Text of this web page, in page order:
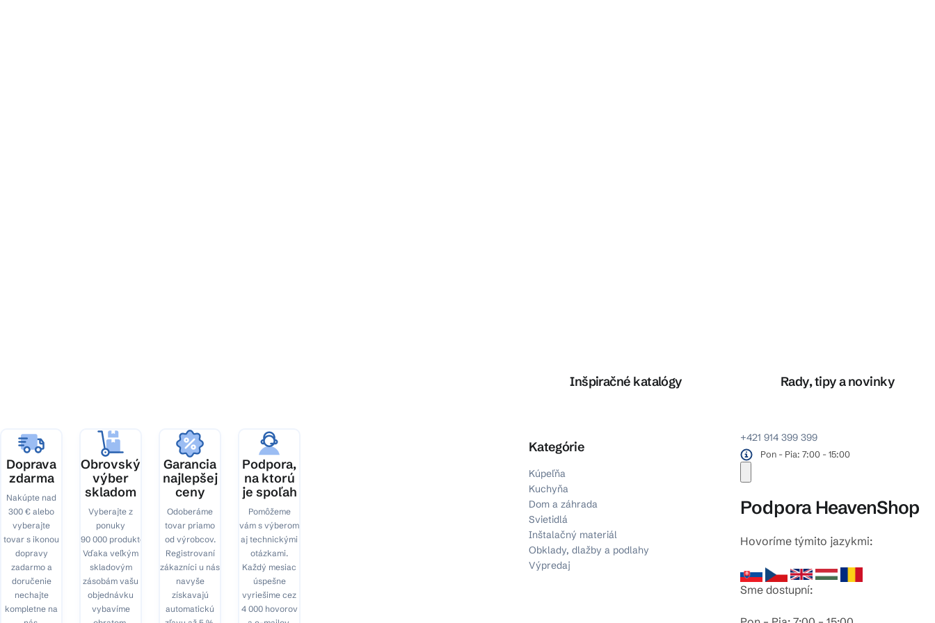
Inšpiračné katalógy Rady, tipy a novinky
Doprava
zdarma
Nakúpte nad
300 € alebo
vyberajte
tovar s ikonou
dopravy
zadarmo a
doručenie
nechajte
kompletne na
Obrovský
výber
skladom
Vyberajte z
ponuky
90 000 produktov.
Vďaka veľkým
skladovým
zásobám vašu
objednávku
vybavíme
Garancia
najlepšej
ceny
Odoberáme
tovar priamo
od výrobcov.
Registrovaní
zákazníci u nás
navyše
získavajú
automatickú
Podpora,
na ktorú
je spoľah
Pomôžeme
vám s výberom
aj technickými
otázkami.
Každý mesiac
úspešne
vyriešime cez
4 000 hovorov
+421 914 399 399
Pon - Pia: 7:00 - 15:00
Podpora HeavenShop
Hovoríme týmito jazykmi:
Sme dostupní:
Kategórie
Kúpeľňa
Kuchyňa
Dom a záhrada
Svietidlá
Inštalačný materiál
Obklady, dlažby a podlahy
Výpredaj